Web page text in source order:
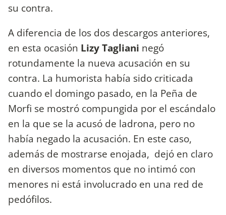
su contra.
A diferencia de los dos descargos anteriores,
en esta ocasión Lizy Tagliani negó
rotundamente la nueva acusación en su
contra. La humorista había sido criticada
cuando el domingo pasado, en la Peña de
Morfi se mostró compungida por el escándalo
en la que se la acusó de ladrona, pero no
había negado la acusación. En este caso,
además de mostrarse enojada, dejó en claro
en diversos momentos que no intimó con
menores ni está involucrado en una red de
pedófilos.